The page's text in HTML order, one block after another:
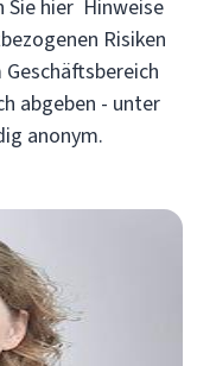
Sie hier Hinweise
Risiken
abgeben - unter
anonym.